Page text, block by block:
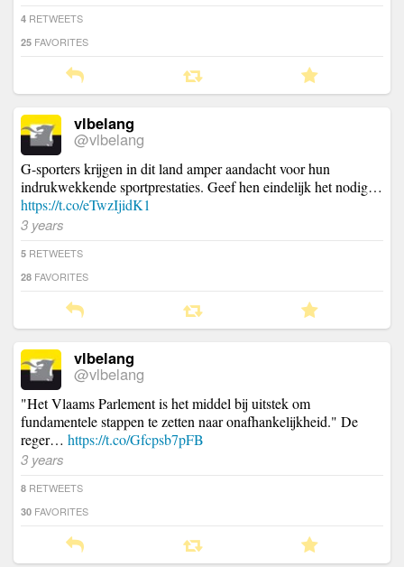
4 RETWEETS
25 FAVORITES
vlbelang
@vlbelang
G-sporters krijgen in dit land amper aandacht voor hun
indrukwekkende sportprestaties. Geef hen eindelijk het nodig…
https://t.co/eTwzIjidK1
3 years
5 RETWEETS
28 FAVORITES
vlbelang
@vlbelang
"Het Vlaams Parlement is het middel bij uitstek om
fundamentele stappen te zetten naar onafhankelijkheid." De
reger… https://t.co/Gfcpsb7pFB
3 years
8 RETWEETS
30 FAVORITES